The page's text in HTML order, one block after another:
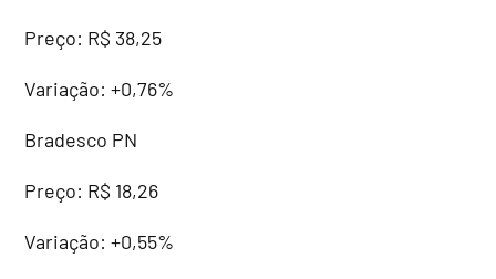
Preço: R$ 38,25
Variação: +0,76%
Bradesco PN
Preço: R$ 18,26
Variação: +0,55%